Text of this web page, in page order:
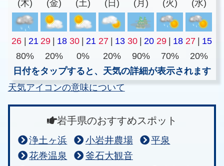
(木)
(金)
(土)
(日)
(月)
(火)
(水)
26 | 21 29 | 18 30 | 21 27 | 13 30 | 20 29 | 18 27 | 15
80%
20% 0% 20% 90% 70%
20%
日付をタップすると、天気の詳細が表示されます
天気アイコンの意味について
岩手県のおすすめスポット
浄土ヶ浜 小岩井農場
平泉
花巻温泉
釜石大観音